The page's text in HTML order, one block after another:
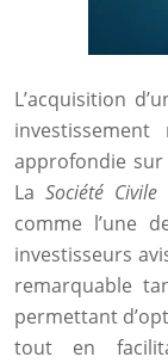
L’acquisition
approfondie
La Société Civile
comme l’une
investisseurs
remarquable
permettant
tout en